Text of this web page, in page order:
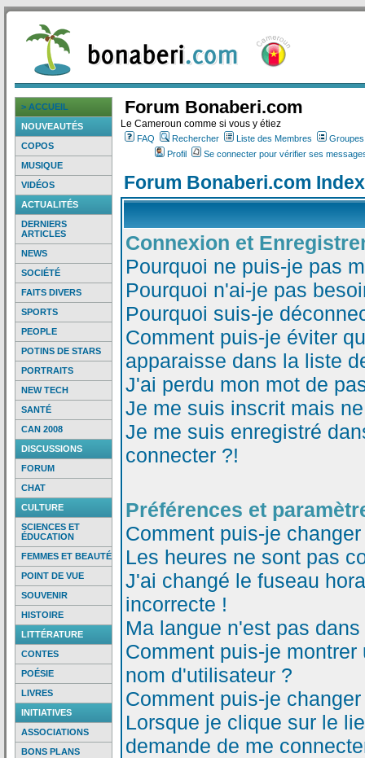
> ACCUEIL
NOUVEAUTÉS
COPOS
MUSIQUE
VIDÉOS
ACTUALITÉS
DERNIERS
ARTICLES
NEWS
SOCIÉTÉ
FAITS DIVERS
SPORTS
PEOPLE
POTINS DE STARS
PORTRAITS
NEW TECH
SANTÉ
CAN 2008
DISCUSSIONS
FORUM
CHAT
CULTURE
SCIENCES ET
ÉDUCATION
FEMMES ET BEAUTÉ
POINT DE VUE
SOUVENIR
HISTOIRE
LITTÉRATURE
CONTES
POÉSIE
LIVRES
INITIATIVES
ASSOCIATIONS
BONS PLANS
Forum Bonaberi.com
Le Cameroun comme si vous y étiez
FAQ Rechercher Liste des Membres
Profil
Se connecter pour vérifier ses
Forum Bonaberi.com
Connexion et
Pourquoi ne puis-je pas
Pourquoi n'ai-je pas
Pourquoi suis-je
Comment puis-je éviter
apparaisse dans la liste
J'ai perdu mon mot de
Je me suis inscrit mais
Je me suis enregistré
connecter ?!
Préférences et
Comment puis-je
Les heures ne sont pas
J'ai changé le fuseau
incorrecte !
Ma langue n'est pas
Comment puis-je
nom d'utilisateur ?
Comment puis-je
Lorsque je clique sur le
demande de me